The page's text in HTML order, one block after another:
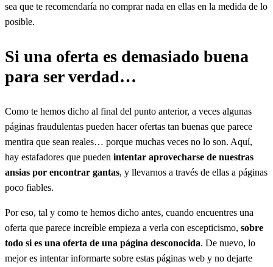
sea que te recomendaría no comprar nada en ellas en la medida de lo
posible.
Si una oferta es demasiado buena
para ser verdad…
Como te hemos dicho al final del punto anterior, a veces algunas
páginas fraudulentas pueden hacer ofertas tan buenas que parece
mentira que sean reales… porque muchas veces no lo son. Aquí,
hay estafadores que pueden intentar aprovecharse de nuestras
ansias por encontrar gantas, y llevarnos a través de ellas a páginas
poco fiables.
Por eso, tal y como te hemos dicho antes, cuando encuentres una
oferta que parece increíble empieza a verla con escepticismo, sobre
todo si es una oferta de una página desconocida. De nuevo, lo
mejor es intentar informarte sobre estas páginas web y no dejarte